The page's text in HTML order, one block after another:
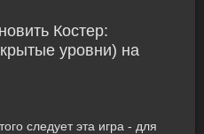
Костер:
уровни) на
следует эта игра - для